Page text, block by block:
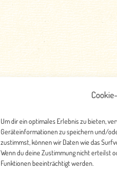
Um dir ein optimales Erlebnis zu bieten,
Geräteinformationen zu speichern und/
zustimmst, können wir Daten wie das
Wenn du deine Zustimmung nicht erteilst
Funktionen beeinträchtigt werden.
Datenschutz